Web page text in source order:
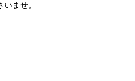
ませ。